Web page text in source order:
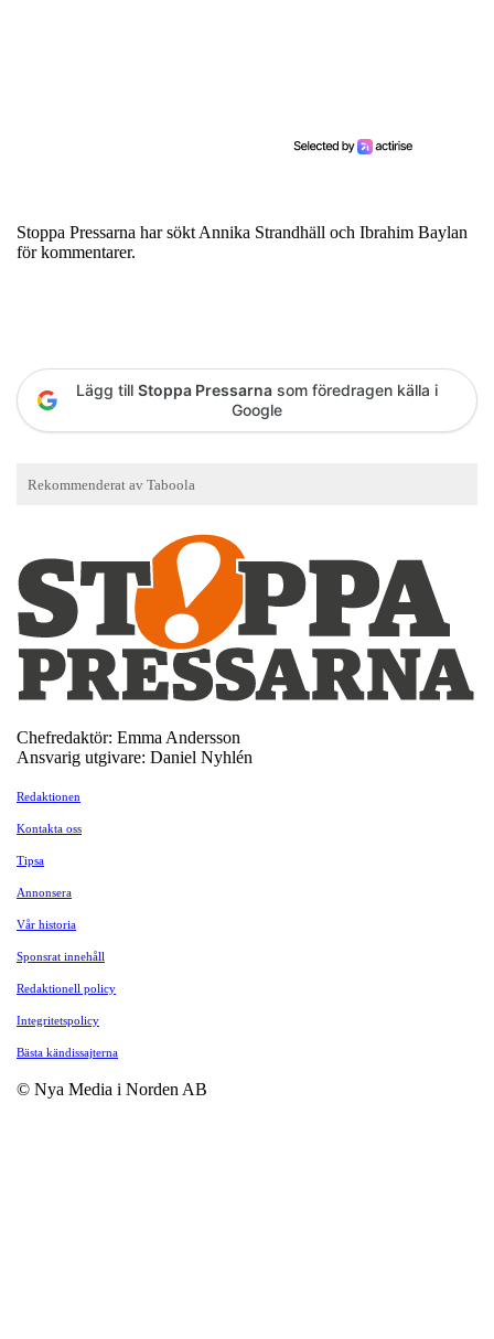
Stoppa Pressarna har sökt Annika Strandhäll och Ibrahim Baylan
för kommentarer.
Lägg till Stoppa Pressarna som föredragen källa i
Google
Chefredaktör: Emma Andersson
Ansvarig utgivare: Daniel Nyhlén
Redaktionen
Kontakta oss
Tipsa
Annonsera
Vår historia
Sponsrat innehåll
Redaktionell policy
Integritetspolicy
Bästa kändissajterna
© Nya Media i Norden AB